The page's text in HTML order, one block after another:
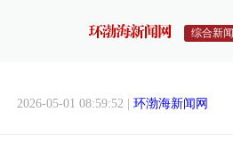
综合新闻
2026-05-01 08:59:52 | 环渤海新闻网